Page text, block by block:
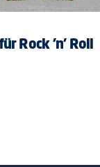
Rock ’n’ Roll